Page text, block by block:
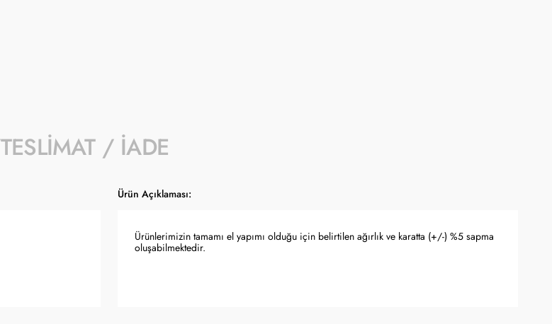
TESLIMAT / İADE
Ürün Açıklaması:
Ürünlerimizin tamamı el yapımı olduğu için belirtilen ağırlık ve karatta (+/-) %5 sapma
oluşabilmektedir.